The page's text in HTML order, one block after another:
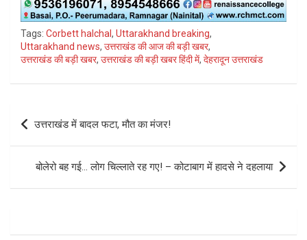
Tags: Corbett halchal , Uttarakhand breaking,
Uttarakhand news, उत्तराखंड की आज की बड़ी खबर,
उत्तराखंड की बड़ी खबर, उत्तराखंड की बड़ी खबर हिंदी में, देहरादून उत्तराखंड
Post
navigation
उत्तराखंड में बादल फटा, मौत का मंजर!
बोलेरो बह गई… लोग चिल्लाते रह गए! – कोटाबाग में हादसे ने दहलाया